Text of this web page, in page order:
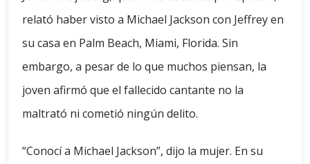
relató haber visto a Michael Jackson con Jeffrey en
su casa en Palm Beach, Miami, Florida. Sin
embargo, a pesar de lo que muchos piensan, la
joven afirmó que el fallecido cantante no la
maltrató ni cometió ningún delito.
“Conocí a Michael Jackson”, dijo la mujer. En su